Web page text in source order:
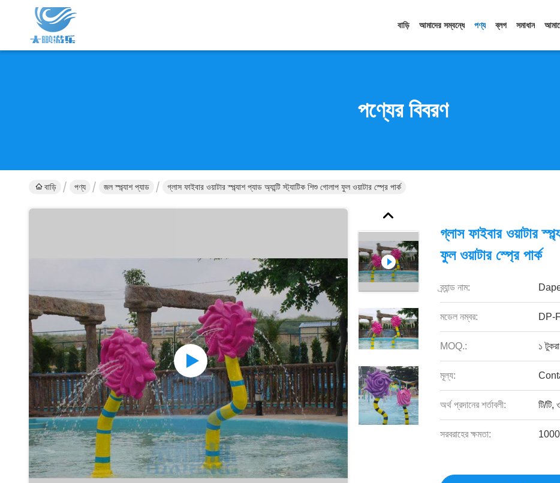
বাড়ি আমাদের সম্বন্ধে পণ্য ব্লগ সমাধান
পণ্যের বিবরণ
বাড়ি পণ্য জল স্প্ল্যাশ প্যাড গ্লাস ফাইবার ওয়াটার স্প্ল্যাশ প্যাড অ্যান্টি স্ট্যাটিক শিশু গোলাপ ফুল ওয়াটার স্প্রে পার্ক
গ্লাস ফাইবার ওয়াটার
ফুল ওয়াটার স্প্রে পার্ক
ব্র্যান্ড নাম:
মডেল নম্বর: DP-
MOQ.: ১ টুকরা
মূল্য:
অর্থ প্রদানের শর্তাবলী: টি/টি,
সরবরাহের ক্ষমতা: